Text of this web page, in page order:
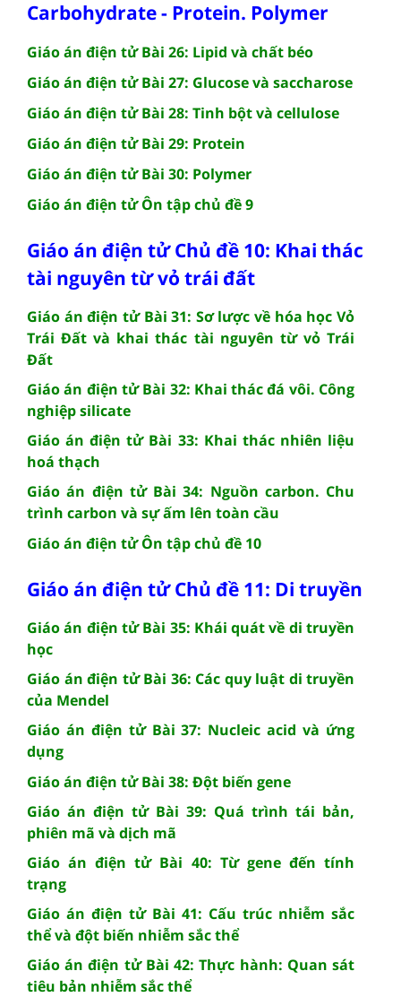
Carbohydrate - Protein. Polymer
Giáo án điện tử Bài 26: Lipid và chất béo
Giáo án điện tử Bài 27: Glucose và saccharose
Giáo án điện tử Bài 28: Tinh bột và cellulose
Giáo án điện tử Bài 29: Protein
Giáo án điện tử Bài 30: Polymer
Giáo án điện tử Ôn tập chủ đề 9
Giáo án điện tử Chủ đề 10: Khai thác
tài nguyên từ vỏ trái đất
Giáo án điện tử Bài 31: Sơ lược về hóa học Vỏ
Trái Đất và khai thác tài nguyên từ vỏ Trái
Đất
Giáo án điện tử Bài 32: Khai thác đá vôi. Công
nghiệp silicate
Giáo án điện tử Bài 33: Khai thác nhiên liệu
hoá thạch
Giáo án điện tử Bài 34: Nguồn carbon. Chu
trình carbon và sự ấm lên toàn cầu
Giáo án điện tử Ôn tập chủ đề 10
Giáo án điện tử Chủ đề 11: Di truyền
Giáo án điện tử Bài 35: Khái quát về di truyền
học
Giáo án điện tử Bài 36: Các quy luật di truyền
của Mendel
Giáo án điện tử Bài 37: Nucleic acid và ứng
dụng
Giáo án điện tử Bài 38: Đột biến gene
Giáo án điện tử Bài 39: Quá trình tái bản,
phiên mã và dịch mã
Giáo án điện tử Bài 40: Từ gene đến tính
trạng
Giáo án điện tử Bài 41: Cấu trúc nhiễm sắc
thể và đột biến nhiễm sắc thể
Giáo án điện tử Bài 42: Thực hành: Quan sát
tiêu bản nhiễm sắc thể